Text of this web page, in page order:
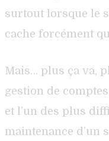
surtout lorsque le
cache forcément
Mais… plus ça va,
gestion de
et l’un des plus
maintenance d’un